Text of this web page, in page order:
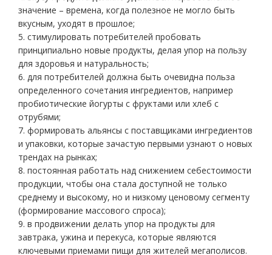
значение – времена, когда полезное не могло быть
вкусным, уходят в прошлое;
5. стимулировать потребителей пробовать
принципиально новые продукты, делая упор на пользу
для здоровья и натуральность;
6. для потребителей должна быть очевидна польза
определенного сочетания ингредиентов, например
пробиотические йогурты с фруктами или хлеб с
отрубями;
7. формировать альянсы с поставщиками ингредиентов
и упаковки, которые зачастую первыми узнают о новых
трендах на рынках;
8. постоянная работать над снижением себестоимости
продукции, чтобы она стала доступной не только
среднему и высокому, но и низкому ценовому сегменту
(формирование массового спроса);
9. в продвижении делать упор на продукты для
завтрака, ужина и перекуса, которые являются
ключевыми приемами пищи для жителей мегаполисов.